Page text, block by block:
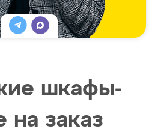
шкафы-
на заказ